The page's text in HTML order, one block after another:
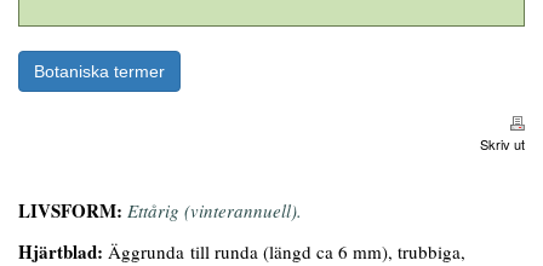
Botaniska termer
Skriv ut
LIVSFORM: Ettårig (vinterannuell).
Hjärtblad: Äggrunda till runda (längd ca 6 mm), trubbiga,